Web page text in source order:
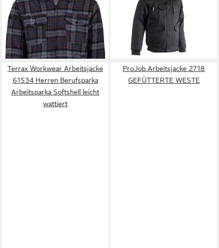
gefüttert
(1)
21,95 €
lieferbar - in 3-4 Werktagen bei dir
mit Fleecekragen und vielen
Taschen warm
92,99 €
lieferbar - in 8-10 Werktagen bei
Terrax Workwear Arbeitsjacke
61534 Herren Berufsparka
Arbeitsparka Softshell leicht
wattiert
ProJob Arbeitsjacke 2718
GEFÜTTERTE WESTE